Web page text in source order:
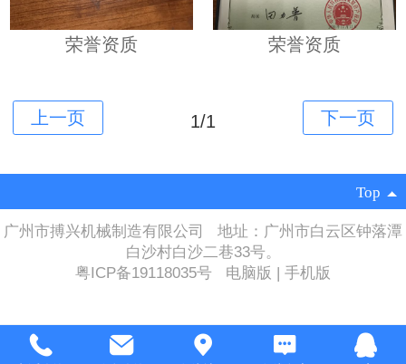
荣誉资质 荣誉资质
1/1
Top
广州市搏兴机械制造有限公司 地址：广州市白云区钟落潭
白沙村白沙二巷33号。
粤ICP备19118035号
电脑版 | 手机版